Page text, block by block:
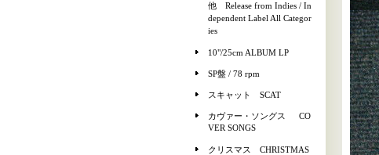
他 Release from Indies / In
dependent Label All Categor
ies
10"/25cm ALBUM LP
SP盤 / 78 rpm
スキャット SCAT
カヴァー・ソングス CO
VER SONGS
クリスマス CHRISTMAS